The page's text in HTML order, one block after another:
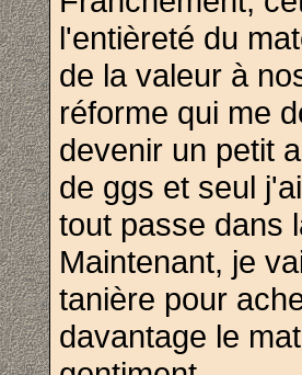
l'entièreté du
de la valeur à
réforme qui me
devenir un petit
de ggs et seul
tout passe dans
Maintenant, je
tanière pour
davantage le